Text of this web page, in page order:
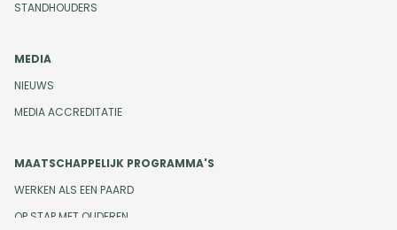
STANDHOUDERS
MEDIA
NIEUWS
MEDIA ACCREDITATIE
MAATSCHAPPELIJK PROGRAMMA'S
WERKEN ALS EEN PAARD
OP STAP MET OUDEREN